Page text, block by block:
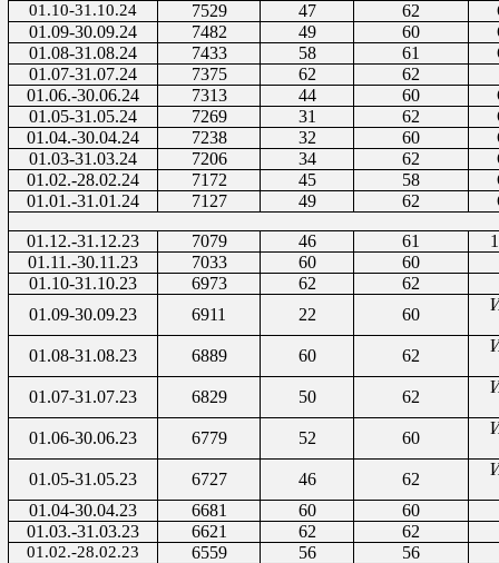
01.10-31.10.24 7529 47 62
01.09-30.09.24
7482 49 60
01.08-31.08.24
7433 58 61
01.07-31.07.24
7375 62
62
01.06.-30.06.24
7313 44 60
01.05-31.05.24
7269 31 62
01.04.-30.04.24
7238 32 60
01.03-31.03.24
7206 34 62
01.02.-28.02.24
7172 45 58
01.01.-31.01.24
7127 49 62
01.12.-31.12.23 7079 46 61
01.11.-30.11.23
7033 60
60
01.10-31.10.23
6973 62
62
01.09-30.09.23
6911 22 60
01.08-31.08.23 6889 60 62
01.07-31.07.23 6829 50 62
01.06-30.06.23 6779 52 60
01.05-31.05.23 6727 46 62
01.04-30.04.23 6681 60
60
01.03.-31.03.23
6621 62 62
01.02.-28.02.23 6559 56 56